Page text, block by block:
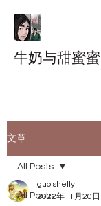
牛奶与甜蜜蜜
文章
All Posts
All Posts
guo shelly
2022年11月20日